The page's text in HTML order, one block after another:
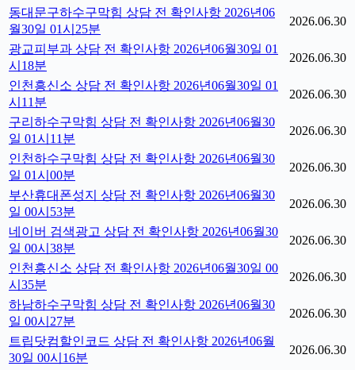
동대문구하수구막힘 상담 전 확인사항 2026년06
월30일 01시25분
2026.06.30
광교피부과 상담 전 확인사항 2026년06월30일 01
시18분
2026.06.30
인천흥신소 상담 전 확인사항 2026년06월30일 01
시11분
2026.06.30
구리하수구막힘 상담 전 확인사항 2026년06월30
일 01시11분
2026.06.30
인천하수구막힘 상담 전 확인사항 2026년06월30
일 01시00분
2026.06.30
부산휴대폰성지 상담 전 확인사항 2026년06월30
일 00시53분
2026.06.30
네이버 검색광고 상담 전 확인사항 2026년06월30
일 00시38분
2026.06.30
인천흥신소 상담 전 확인사항 2026년06월30일 00
시35분
2026.06.30
하남하수구막힘 상담 전 확인사항 2026년06월30
일 00시27분
2026.06.30
트립닷컴할인코드 상담 전 확인사항 2026년06월
30일 00시16분
2026.06.30